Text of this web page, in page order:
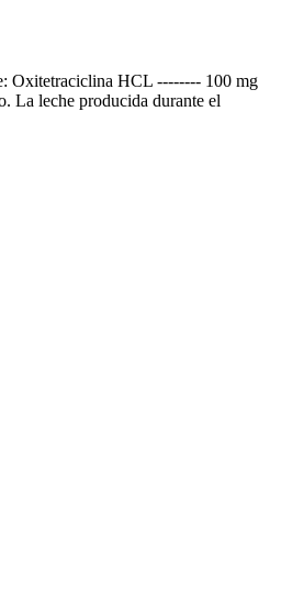
Oxitetraciclina HCL -------- 100 mg
La leche producida durante el